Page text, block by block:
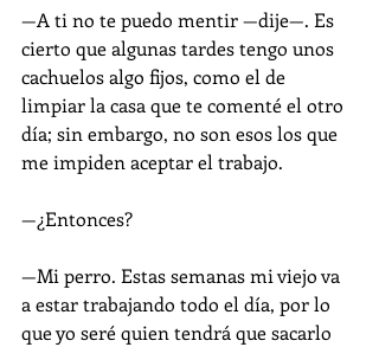
—A ti no te puedo mentir —dije—. Es
cierto que algunas tardes tengo unos
cachuelos algo fijos, como el de
limpiar la casa que te comenté el otro
día; sin embargo, no son esos los que
me impiden aceptar el trabajo.
—¿Entonces?
—Mi perro. Estas semanas mi viejo va
a estar trabajando todo el día, por lo
que yo seré quien tendrá que sacarlo